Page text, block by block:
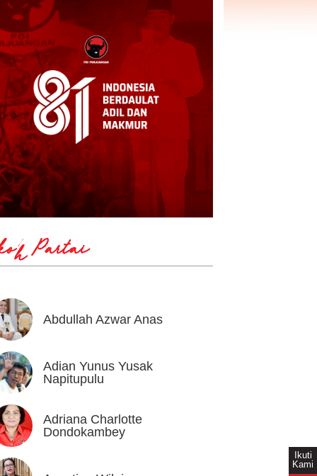
Ikuti
Kami
Partai
Abdullah Azwar Anas
Adian Yunus Yusak
Napitupulu
Adriana Charlotte
Dondokambey